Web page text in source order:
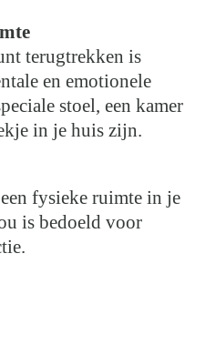
terugtrekken is
en emotionele
stoel, een kamer
in je huis zijn.
fysieke ruimte in je
is bedoeld voor